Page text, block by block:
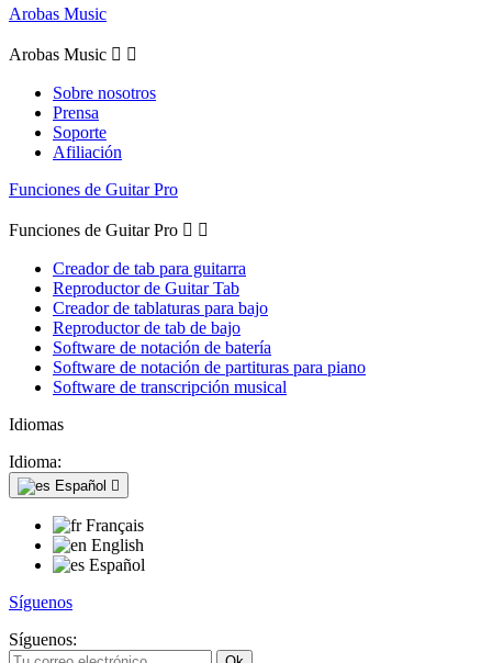
Arobas Music
Arobas Music  
Sobre nosotros
Prensa
Soporte
Afiliación
Funciones de Guitar Pro
Funciones de Guitar Pro  
Creador de tab para guitarra
Reproductor de Guitar Tab
Creador de tablaturas para bajo
Reproductor de tab de bajo
Software de notación de batería
Software de notación de partituras para piano
Software de transcripción musical
Idiomas
Idioma:
Español 
Français
English
Español
Síguenos
Síguenos: